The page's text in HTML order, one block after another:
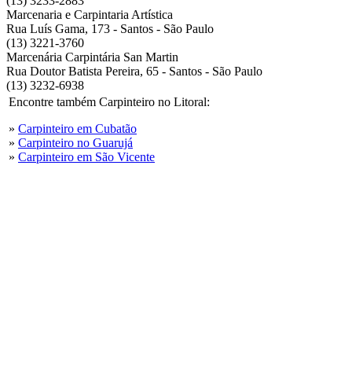
Marcenaria e Carpintaria Artística
Rua Luís Gama, 173 - Santos - São Paulo
(13) 3221-3760
Marcenária Carpintária San Martin
Rua Doutor Batista Pereira, 65 - Santos - São Paulo
(13) 3232-6938
Encontre também Carpinteiro no Litoral:
» Carpinteiro em Cubatão
» Carpinteiro no Guarujá
» Carpinteiro em São Vicente